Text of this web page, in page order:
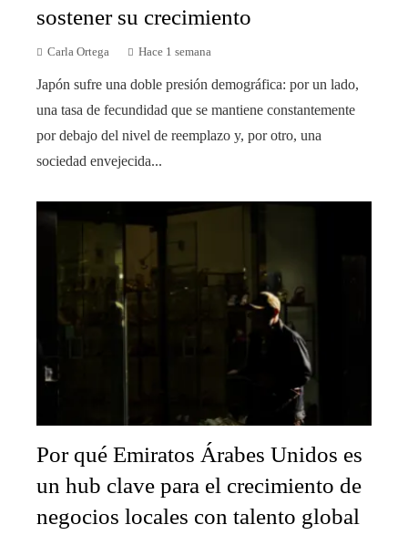
sostener su crecimiento
Carla Ortega Hace 1 semana
Japón sufre una doble presión demográfica: por un lado,
una tasa de fecundidad que se mantiene constantemente
por debajo del nivel de reemplazo y, por otro, una
sociedad envejecida...
Por qué Emiratos Árabes Unidos es
un hub clave para el crecimiento de
negocios locales con talento global